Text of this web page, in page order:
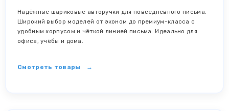
Надёжные шариковые авторучки для повседневного письма.
Широкий выбор моделей от эконом до премиум-класса с
удобным корпусом и чёткой линией письма. Идеально для
офиса, учёбы и дома.
Смотреть товары